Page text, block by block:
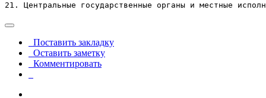
21. Центральные государственные органы и местные
Поставить закладку
Оставить заметку
Комментировать